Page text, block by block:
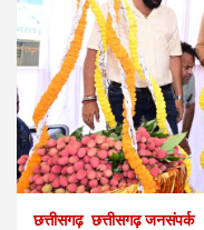
छत्तीसगढ़ छत्तीसगढ़ जनसंपर्क